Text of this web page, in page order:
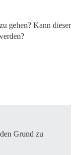
gehen? Kann dieser
Grund zu